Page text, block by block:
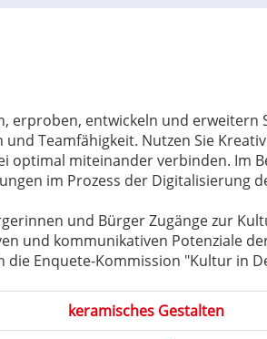
entwickeln und erweitern
Teamfähigkeit. Nutzen Sie
optimal miteinander verbinden. Im
im Prozess der Digitalisierung
und Bürger Zugänge zur
und kommunikativen Potenziale
Enquete-Kommission "Kultur in
keramisches Gestalten